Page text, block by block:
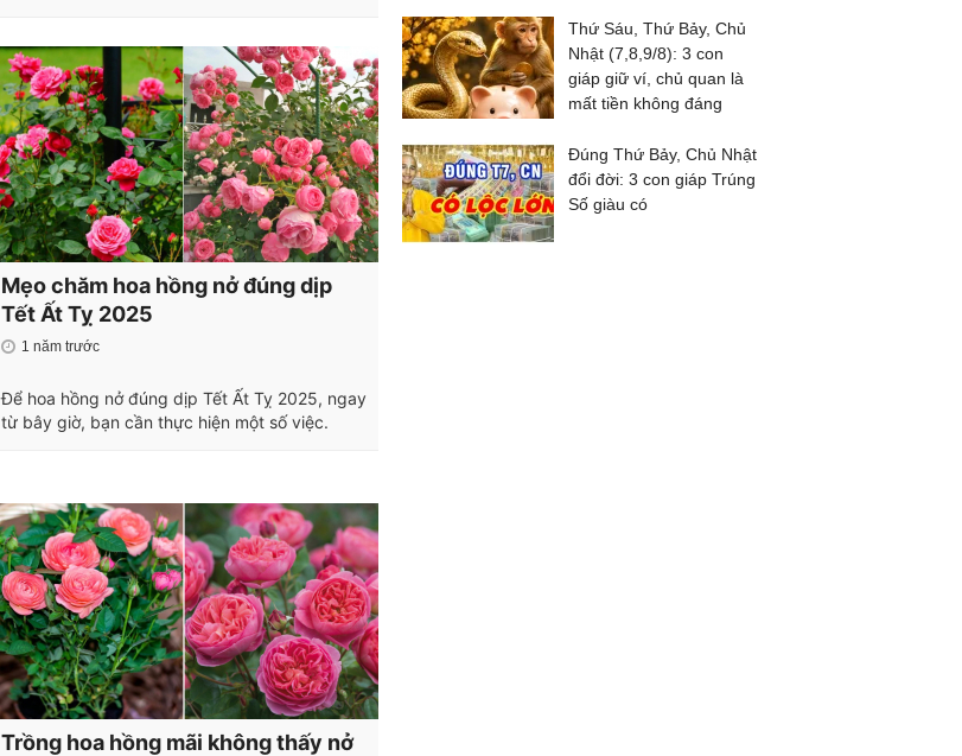
Mẹo chăm hoa hồng nở đúng dịp
Tết Ất Tỵ 2025
1 năm trước
Để hoa hồng nở đúng dịp Tết Ất Tỵ 2025, ngay
từ bây giờ, bạn cần thực hiện một số việc.
Trồng hoa hồng mãi không thấy nở
Thứ Sáu, Thứ Bảy, Chủ
Nhật (7,8,9/8): 3 con
giáp giữ ví, chủ quan là
mất tiền không đáng
Đúng Thứ Bảy, Chủ Nhật
đổi đời: 3 con giáp Trúng
Số giàu có